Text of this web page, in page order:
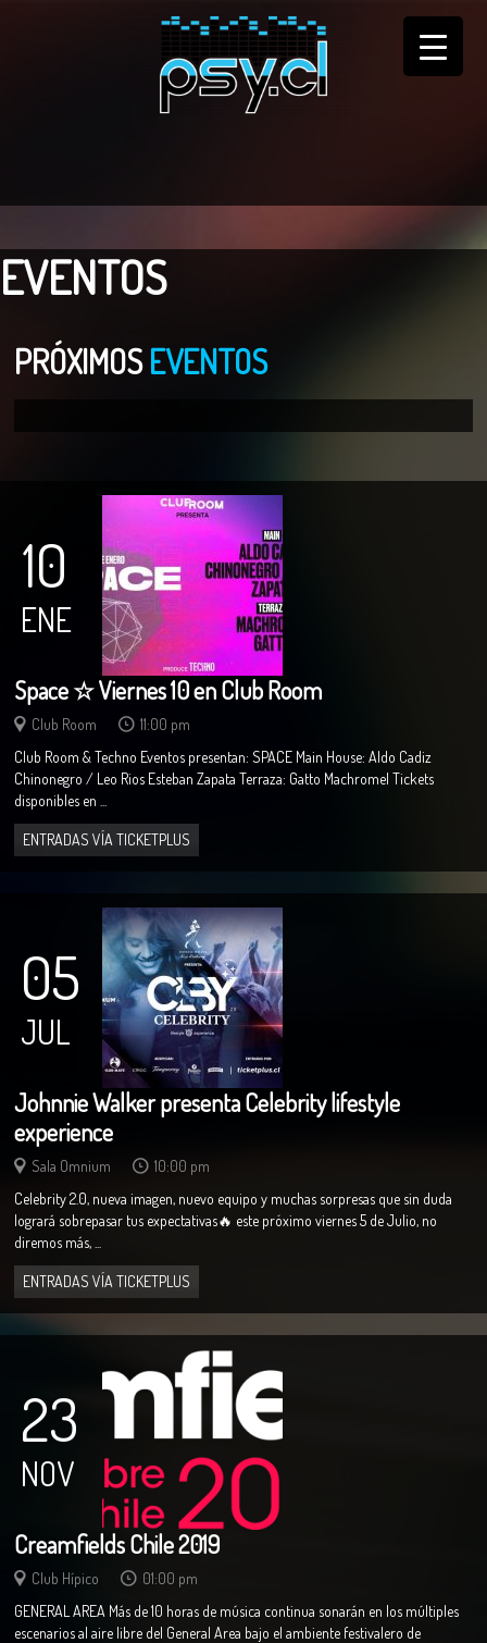
EVENTOS
PRÓXIMOSEVENTOS
10
ENE
Space ☆ Viernes 10 en Club Room
Club Room
11:00 pm
Club Room & Techno Eventos presentan: SPACE Main House: Aldo Cadiz
Chinonegro / Leo Rios Esteban Zapata Terraza: Gatto Machromel Tickets
disponibles en ...
ENTRADAS VÍA TICKETPLUS
05
JUL
Johnnie Walker presenta Celebrity lifestyle
experience
Sala Omnium
10:00 pm
Celebrity 2.0, nueva imagen, nuevo equipo y muchas sorpresas que sin duda
logrará sobrepasar tus expectativas🔥 este próximo viernes 5 de Julio, no
diremos más, ...
ENTRADAS VÍA TICKETPLUS
23
NOV
Creamfields Chile 2019
Club Hípico
01:00 pm
GENERAL AREA Más de 10 horas de música continua sonarán en los múltiples
escenarios al aire libre del General Area bajo el ambiente festivalero de